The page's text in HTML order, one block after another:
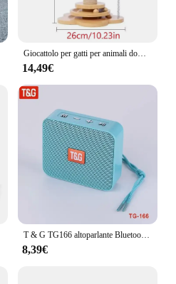
Giocattolo per gatti per animali domestici Tiragraffi per gatti Giradischi per gatti Palline per bastoncini per gatti divertenti Tiragraffi in sisal durevole Forniture per gatti Colonna di presa per gatti
14,49€
T & G TG166 altoparlante Bluetooth portatile Wireless Bass Column Boombox BT USB TF AUX Play altoparlante esterno per Tablet Smart Phone
8,39€